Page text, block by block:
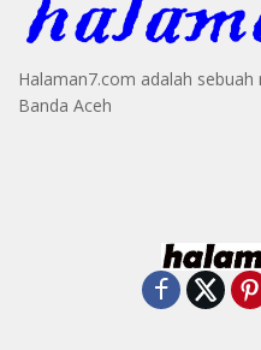
Halaman7.com adalah
Banda Aceh